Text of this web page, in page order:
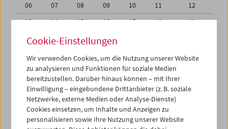
06
07 08 09 10 11
12
13
14 15 16 17 18
19
20
21 22 23
27
29 31
02
03
04 05 06 07 08
iCalender
Programmheft-PDF
Cookie-Einstellungen
Wir verwenden Cookies, um die Nutzung unserer Website
zu analysieren und Funktionen für soziale Medien
bereitzustellen. Darüber hinaus können – mit Ihrer
Einwilligung – eingebundene Drittanbieter (z. B. soziale
Netzwerke, externe Medien oder Analyse-Dienste)
Cookies einsetzen, um Inhalte und Anzeigen zu
personalisieren sowie Ihre Nutzung unserer Website